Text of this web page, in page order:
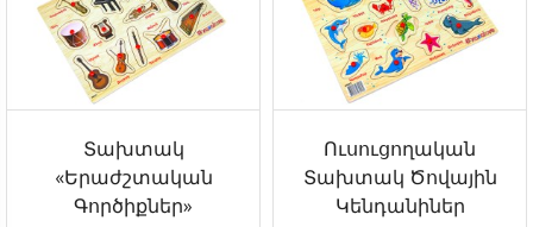
Տախտակ
«Երաժշտական
Գործիքներ»
Ուսուցողական
Տախտակ Ծովային
Կենդանիներ